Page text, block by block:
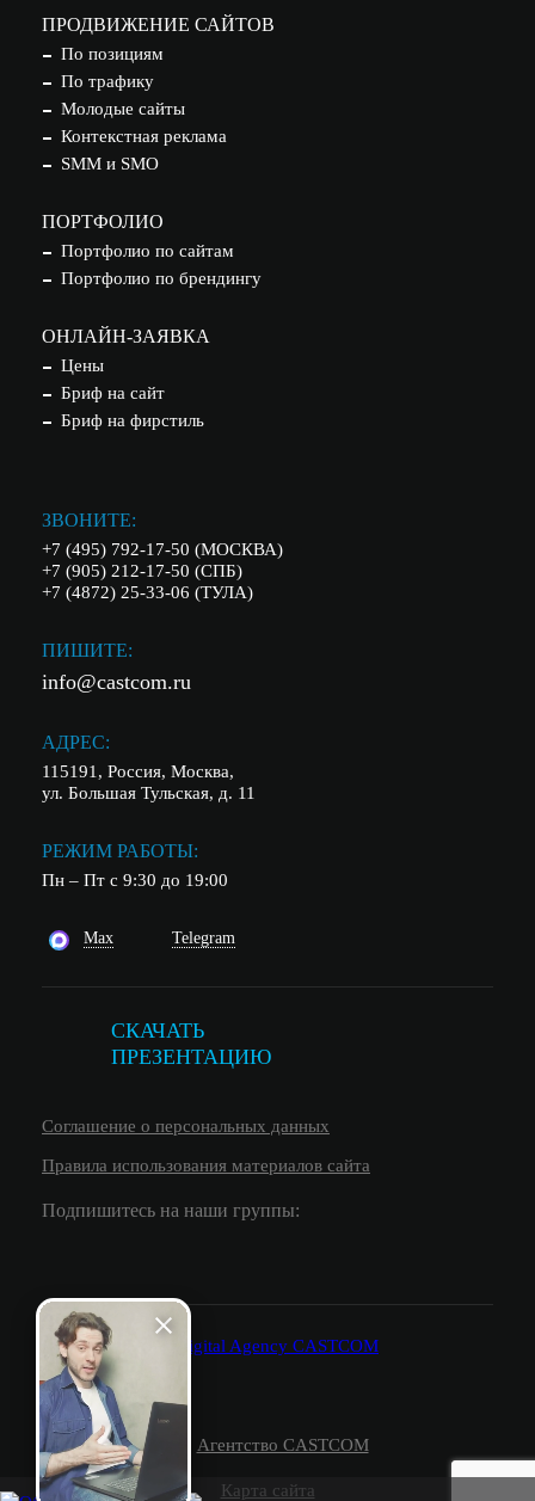
ПРОДВИЖЕНИЕ САЙТОВ
По позициям
По трафику
Молодые сайты
Контекстная реклама
SMM и SMO
ПОРТФОЛИО
Портфолио по сайтам
Портфолио по брендингу
ОНЛАЙН-ЗАЯВКА
Цены
Бриф на сайт
Бриф на фирстиль
ЗВОНИТЕ:
+7 (495) 792-17-50 (МОСКВА)
+7 (905) 212-17-50 (СПБ)
+7 (4872) 25-33-06 (ТУЛА)
ПИШИТЕ:
info@castcom.ru
АДРЕС:
115191, Россия, Москва,
ул. Большая Тульская, д. 11
РЕЖИМ РАБОТЫ:
Пн – Пт с 9:30 до 19:00
Max Telegram
СКАЧАТЬ
ПРЕЗЕНТАЦИЮ
Подпишитесь на наши группы:
Соглашение о персональных данных
Правила использования материалов сайта
© 2026. Агентство CASTCOM
Карта сайта